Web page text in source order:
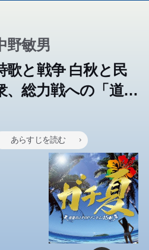
間」。そんな空虚な幻想が健常
の苦悩を呼ぶのなら、ぶちこわ
プロレス、さらには障害者対健
若い男女が広島の街で愛し合っ
ントリオールを舞台にした日本
活。人種、エロス、そして死を
「僕」が出会った男の子。それ
を後にして、いくつもの星をめ
球にたどり着いた王子さまだっ
す。Amazonで読むこともでき
の頼れるキャプテン・桐島が、
やめた。そこから、周囲の高校
波紋が広がっていく。バレー部
ド部・亜矢、映画部・涼也、ソ
ることを忘れてしまっているよ
んなことを続けているとどうな
え方を変えようとはしません。
す。Amazonで読むこともでき
戯曲で生まれて世界中に広まっ
販売を一手にまかなっている工
していたロボットたちが団結し
野敏男
歌と戦争 白秋と民
、総力戦への「道」
あらすじを読む
す。Amazonで読むこともでき
す。Amazonで読むこともでき
す。Amazonで読むこともでき
、花咲く野原へ出かけよう。生
つくりだす“環世界”の多様
ら知覚へ、行動への作用を探
す。Amazonで読むこともでき
す。Amazonで読むこともでき
す。Amazonで読むこともでき
が、親友が自殺したために罪悪
ぶ孤独な明治の知識人の内面を
出会った“先生”という主人公の
忠義でスコットランド王ダンカ
。しかし荒野で出会った三人の
の底に眠っていた野心を呼びさ
にもそそのかされ、マクベスは
す。Amazonで読むこともでき
いものを見る贅沢をしたくな
丸善に行くのも気が重い。ある
香りや色に刺激され、丸善の棚